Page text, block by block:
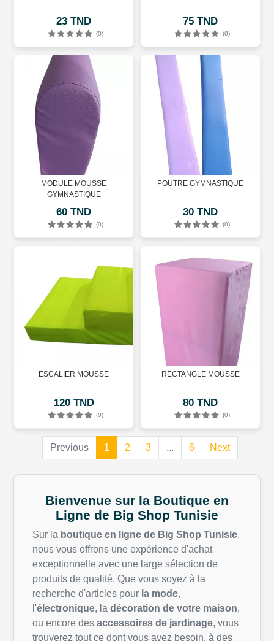
23 TND
(0)
75 TND
(0)
MODULE MOUSSE
GYMNASTIQUE
60 TND
(0)
POUTRE GYMNASTIQUE
30 TND
(0)
ESCALIER MOUSSE
120 TND
(0)
RECTANGLE MOUSSE
80 TND
(0)
Previous 1 (current)
2 (current)
3 6 Next
Bienvenue sur la Boutique en
Ligne de Big Shop Tunisie
Sur la boutique en ligne de Big Shop Tunisie
nous vous offrons une expérience d'achat
exceptionnelle avec une large sélection de
produits de qualité . Que vous soyez à la
recherche d'articles pour la mode
l'électronique , la décoration de votre maison
ou encore des accessoires de jardinage vous
trouverez toutce dont vous avez besoin , à des